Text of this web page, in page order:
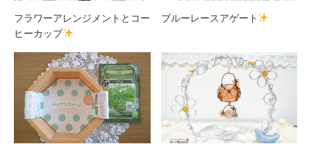
フラワーアレンジメントとコー
ヒーカップ
ブルーレースアゲート